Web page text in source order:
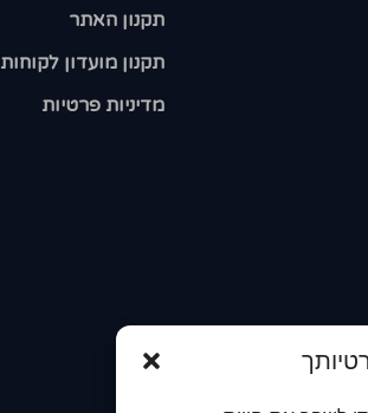
תקנון האתר
תקנון מועדון לקוחות
מדיניות פרטיות